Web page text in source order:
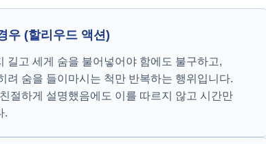
우 (할리우드 액션)
길고 세게 숨을 불어넣어야 함에도 불구하고,
려 숨을 들이마시는 척만 반복하는 행위입니다.
절하게 설명했음에도 이를 따르지 않고 시간만
.